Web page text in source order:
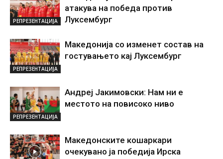
РЕПРЕЗЕНТАЦИЈА
атакува на победа против
Луксембург
РЕПРЕЗЕНТАЦИЈА
Македонија со изменет состав на
гостувањето кај Луксембург
РЕПРЕЗЕНТАЦИЈА
Андреј Јакимовски: Нам ни е
местото на повисоко ниво
Македонските кошаркари
очекувано ја победија Ирска